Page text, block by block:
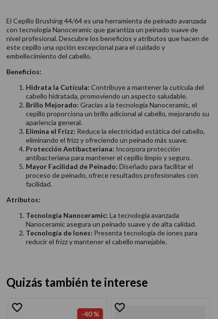
El Cepillo Brushing 44/64 es una herramienta de peinado avanzada
con tecnología Nanoceramic que garantiza un peinado suave de
nivel profesional. Descubre los beneficios y atributos que hacen de
este cepillo una opción excepcional para el cuidado y
embellecimiento del cabello.
Beneficios:
Hidrata la Cutícula: Contribuye a mantener la cutícula del
cabello hidratada, promoviendo un aspecto saludable.
Brillo Mejorado: Gracias a la tecnología Nanoceramic, el
cepillo proporciona un brillo adicional al cabello, mejorando su
apariencia general.
Elimina el Frizz: Reduce la electricidad estática del cabello,
eliminando el frizz y ofreciendo un peinado más suave.
Protección Antibacteriana: Incorpora protección
antibacteriana para mantener el cepillo limpio y seguro.
Mayor Facilidad de Peinado: Diseñado para facilitar el
proceso de peinado, ofrece resultados profesionales con
facilidad.
Atributos:
Tecnología Nanoceramic: La tecnología avanzada
Nanoceramic asegura un peinado suave y de alta calidad.
Tecnología de Iones: Presenta tecnología de iones para
reducir el frizz y mantener el cabello manejable.
Quizás también te interese
-40 %